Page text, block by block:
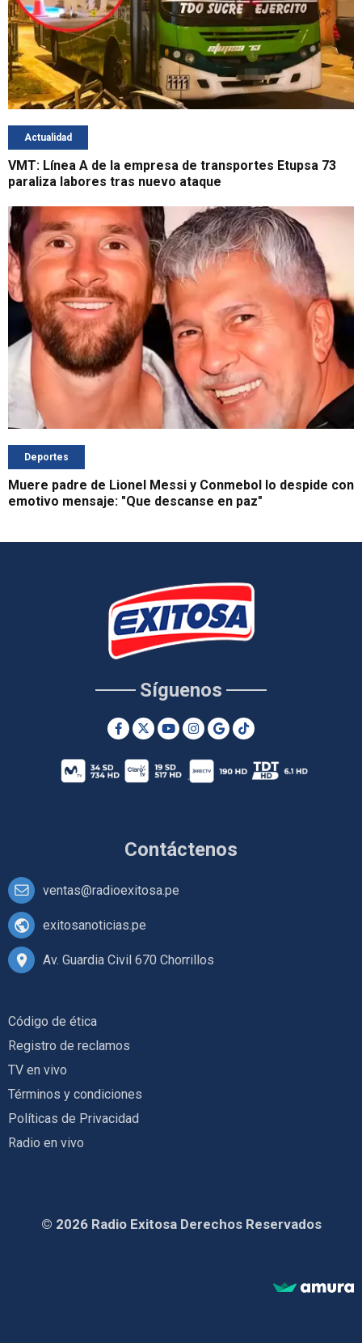
Actualidad
VMT: Línea A de la empresa de transportes Etupsa 73
paraliza labores tras nuevo ataque
Deportes
Muere padre de Lionel Messi y Conmebol lo despide con
emotivo mensaje: "Que descanse en paz"
Contáctenos
ventas@radioexitosa.pe
exitosanoticias.pe
Av. Guardia Civil 670 Chorrillos
Síguenos
Código de ética
Registro de reclamos
TV en vivo
Términos y condiciones
Políticas de Privacidad
Radio en vivo
© 2026 Radio Exitosa Derechos Reservados